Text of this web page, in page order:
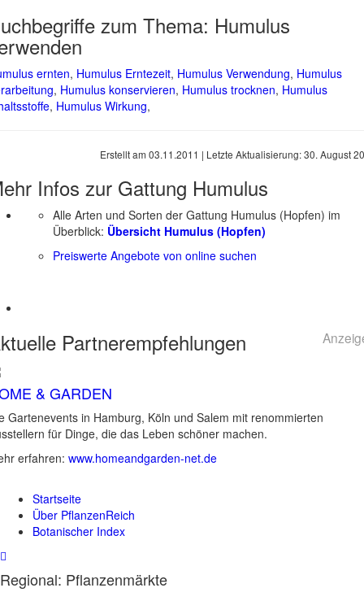
zum Thema: Humulus
ernten, Humulus Erntezeit, Humulus Verwendung, Humulus
, Humulus konservieren, Humulus trocknen, Humulus
, Humulus Wirkung,
Erstellt am 03.11.2011 | Letzte Aktualisierung:30. August
Infos zur Gattung Humulus
Alle Arten und Sorten der Gattung Humulus (Hopfen) im
Überblick: Übersicht Humulus (Hopfen)
Preiswerte Angebote von online suchen
Partnerempfehlungen
& GARDEN
Gartenevents in Hamburg, Köln und Salem mit renommierten
für Dinge, die das Leben schöner machen.
erfahren: www.homeandgarden-net.de
Startseite
Über PflanzenReich
Botanischer Index
Regional: Pflanzenmärkte